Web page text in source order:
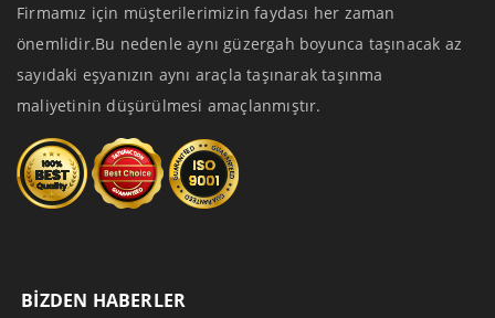
Firmamız için müşterilerimizin faydası her zaman
önemlidir.Bu nedenle aynı güzergah boyunca taşınacak az
sayıdaki eşyanızın aynı araçla taşınarak taşınma
maliyetinin düşürülmesi amaçlanmıştır.
BİZDEN HABERLER